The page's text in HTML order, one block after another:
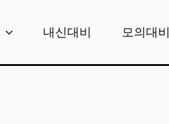
내신대비 모의대비